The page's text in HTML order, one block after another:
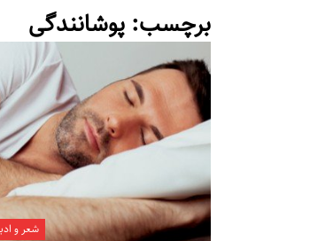
برچسب: پوشانندگی
شعر و